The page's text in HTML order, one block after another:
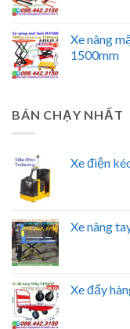
Xe nâng
1500mm
BÁN CHẠY NHẤT
Xe điện
Xe nâng
Xe đẩy